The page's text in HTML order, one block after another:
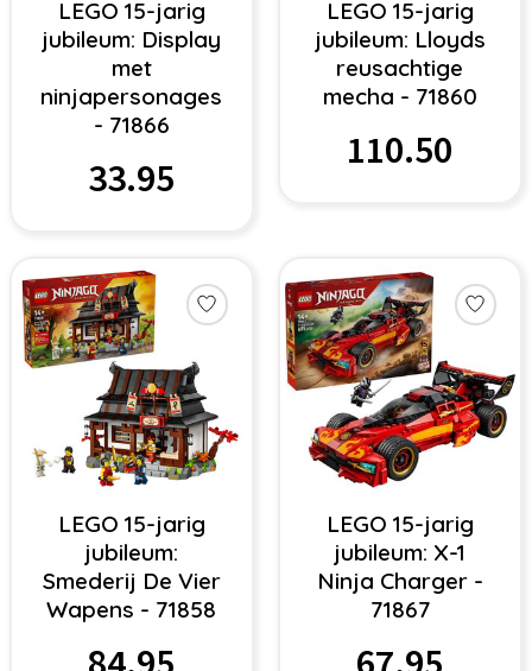
LEGO 15-jarig
jubileum: Display
met
ninjapersonages
- 71866
33.95
LEGO 15-jarig
jubileum: Lloyds
reusachtige
mecha - 71860
110.50
LEGO 15-jarig
jubileum:
Smederij De Vier
Wapens - 71858
LEGO 15-jarig
jubileum: X-1
Ninja Charger -
71867